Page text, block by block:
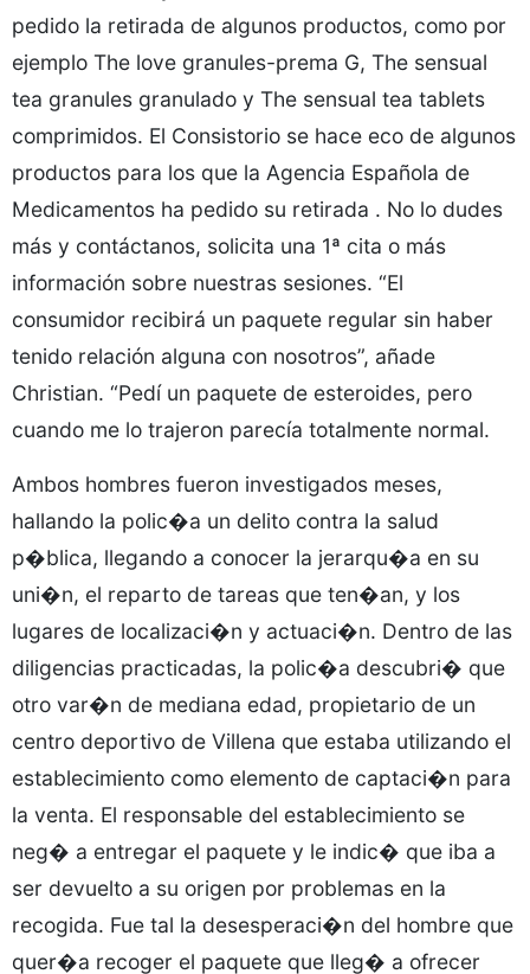
pedido la retirada de algunos productos, como por
ejemplo The love granules-prema G, The sensual
tea granules granulado y The sensual tea tablets
comprimidos. El Consistorio se hace eco de algunos
productos para los que la Agencia Española de
Medicamentos ha pedido su retirada . No lo dudes
más y contáctanos, solicita una 1ª cita o más
información sobre nuestras sesiones. “El
consumidor recibirá un paquete regular sin haber
tenido relación alguna con nosotros”, añade
Christian. “Pedí un paquete de esteroides, pero
cuando me lo trajeron parecía totalmente normal.
Ambos hombres fueron investigados meses,
hallando la polic�a un delito contra la salud
p�blica, llegando a conocer la jerarqu�a en su
uni�n, el reparto de tareas que ten�an, y los
lugares de localizaci�n y actuaci�n. Dentro de las
diligencias practicadas, la polic�a descubri� que
otro var�n de mediana edad, propietario de un
centro deportivo de Villena que estaba utilizando el
establecimiento como elemento de captaci�n para
la venta. El responsable del establecimiento se
neg� a entregar el paquete y le indic� que iba a
ser devuelto a su origen por problemas en la
recogida. Fue tal la desesperaci�n del hombre que
quer�a recoger el paquete que lleg� a ofrecer